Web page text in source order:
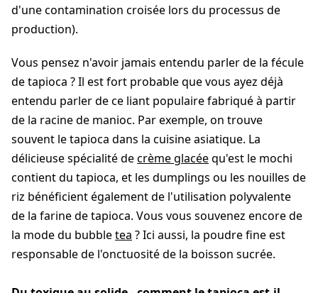
d'une contamination croisée lors du processus de
production).
Vous pensez n'avoir jamais entendu parler de la fécule
de tapioca ? Il est fort probable que vous ayez déjà
entendu parler de ce liant populaire fabriqué à partir
de la racine de manioc. Par exemple, on trouve
souvent le tapioca dans la cuisine asiatique. La
délicieuse spécialité decrème glacéequ'est le mochi
contient du tapioca, et les dumplings ou les nouilles de
riz bénéficient également de l'utilisation polyvalente
de la farine de tapioca. Vous vous souvenez encore de
la mode du bubbletea ? Ici aussi, la poudre fine est
responsable de l'onctuosité de la boisson sucrée.